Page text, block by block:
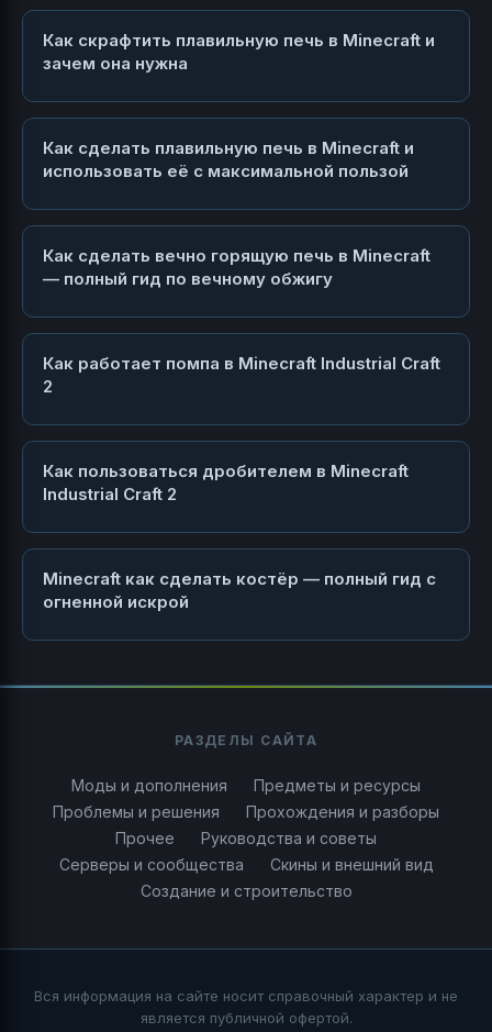
Как скрафтить плавильную печь в Minecraft и
зачем она нужна
Как сделать плавильную печь в Minecraft и
использовать её с максимальной пользой
Как сделать вечно горящую печь в Minecraft
— полный гид по вечному обжигу
Как работает помпа в Minecraft Industrial Craft
2
Как пользоваться дробителем в Minecraft
Industrial Craft 2
Minecraft как сделать костёр — полный гид с
огненной искрой
РАЗДЕЛЫ САЙТА
Моды и дополнения
Предметы и ресурсы
Проблемы и решения
Прохождения и разборы
Прочее
Руководства и советы
Серверы и сообщества
Скины и внешний вид
Создание и строительство
Вся информация на сайте носит справочный характер и не
является публичной офертой.